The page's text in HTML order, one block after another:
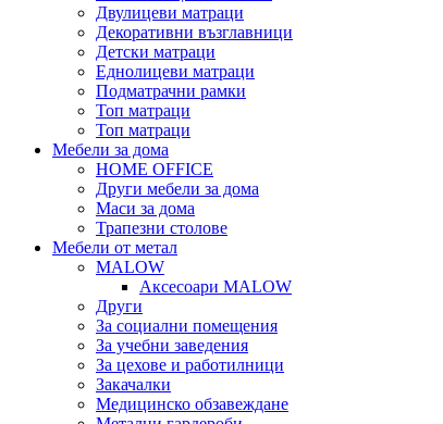
Двулицеви матраци
Декоративни възглавници
Детски матраци
Еднолицеви матраци
Подматрачни рамки
Топ матраци
Топ матраци
Мебели за дома
HOME OFFICE
Други мебели за дома
Маси за дома
Трапезни столове
Мебели от метал
MALOW
Аксесоари MALOW
Други
За социални помещения
За учебни заведения
За цехове и работилници
Закачалки
Медицинско обзавеждане